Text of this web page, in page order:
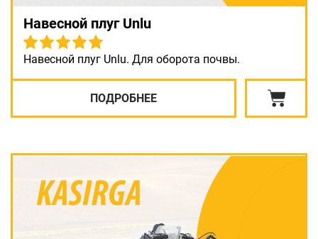
Навесной плуг Unlu
Навесной плуг Unlu. Для оборота почвы.
ПОДРОБНЕЕ